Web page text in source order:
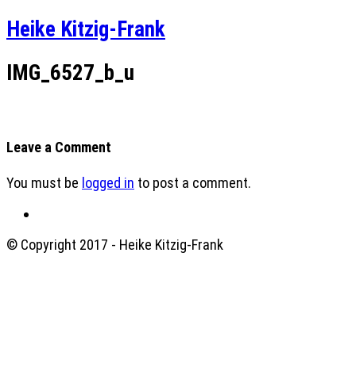
Heike Kitzig-Frank
IMG_6527_b_u
Leave a Comment
You must be logged in to post a comment.
© Copyright 2017 - Heike Kitzig-Frank